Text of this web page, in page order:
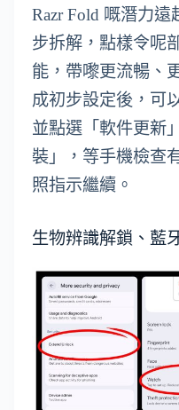
Razr Fold 嘅潛力
步拆解，點樣令呢
能，帶嚟更流暢、
成初步設定後，可
並點選「軟件更新
裝」，等手機檢查
照指示繼續。
生物辨識解鎖、藍